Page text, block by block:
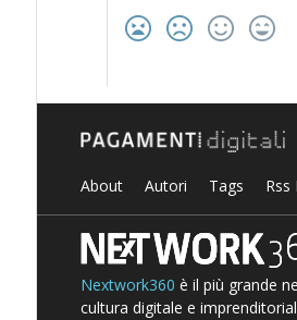
About Autori Tags Rss
Nextwork360 è il più grande
cultura digitale e